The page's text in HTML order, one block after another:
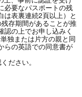
必要なパスポートの残
は表裏連続2頁以上）と
存期間があることが推
の上でお申し込みく
独または片方の親と同
らの英語での同意書が
ださい。